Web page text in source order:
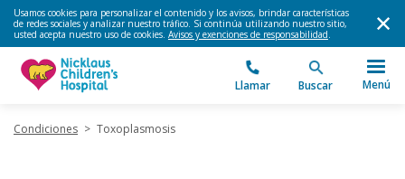
Usamos cookies para personalizar el contenido y los avisos, brindar características
de redes sociales y analizar nuestro tráfico. Si continúa utilizando nuestro sitio,
usted acepta nuestro uso de cookies. Avisos y exenciones de responsabilidad.
Llamar Buscar Menú
Condiciones > Toxoplasmosis